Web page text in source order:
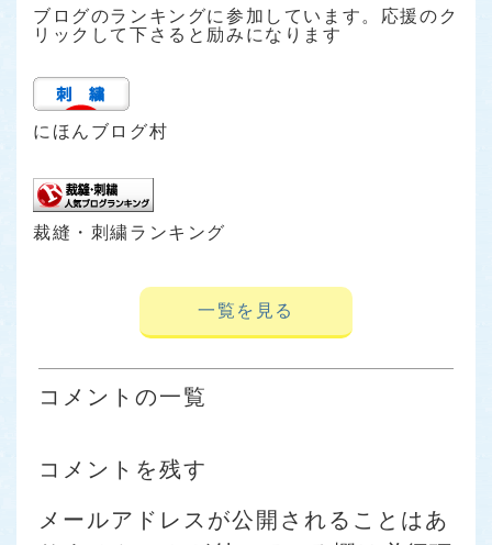
ブログのランキングに参加しています。応援のク
リックして下さると励みになります
にほんブログ村
裁縫・刺繍ランキング
一覧を見る
コメントの一覧
コメントを残す
メールアドレスが公開されることはあ